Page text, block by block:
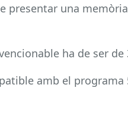
presentar una
ha de ser de
amb el